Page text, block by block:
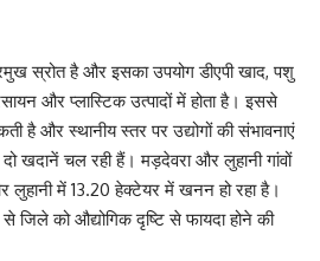
स्रोत है और इसका उपयोग डीएपी खाद, पशु
और प्लास्टिक उत्पादों में होता है। इससे
है और स्थानीय स्तर पर उद्योगों की संभावनाएं
खदानें चल रही हैं। मड़देवरा और लुहानी गांवों
में 13.20 हेक्टेयर में खनन हो रहा है।
जिले को औद्योगिक दृष्टि से फायदा होने की